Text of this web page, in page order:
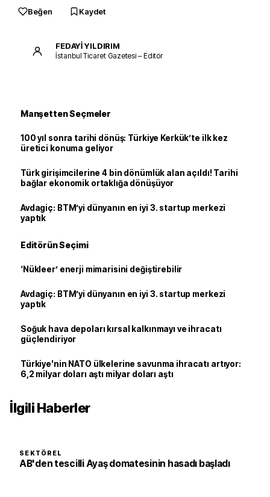
Beğen Kaydet
FEDAYİ YILDIRIM
İstanbul Ticaret Gazetesi – Editör
Manşetten Seçmeler
100 yıl sonra tarihi dönüş: Türkiye Kerkük’te ilk kez
üretici konuma geliyor
Türk girişimcilerine 4 bin dönümlük alan açıldı! Tarihi
bağlar ekonomik ortaklığa dönüşüyor
Avdagiç: BTM’yi dünyanın en iyi 3. startup merkezi
yaptık
Editörün Seçimi
‘Nükleer’ enerji mimarisini değiştirebilir
Avdagiç: BTM’yi dünyanın en iyi 3. startup merkezi
yaptık
Soğuk hava depoları kırsal kalkınmayı ve ihracatı
güçlendiriyor
Türkiye'nin NATO ülkelerine savunma ihracatı artıyor:
6,2 milyar doları aştı milyar doları aştı
İlgili Haberler
SEKTÖREL
AB'den tescilli Ayaş domatesinin hasadı başladı